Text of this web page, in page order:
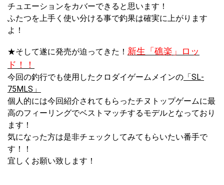
チュエーションをカバーできると思います！
ふたつを上手く使い分ける事で釣果は確実に上がります
よ！
★そして遂に発売が迫ってきた！ 新生「礁楽」ロッ
ド！！
今回の釣行でも使用したクロダイゲームメインの 「SL-
75MLS」
個人的には今回紹介されてもらったチヌトップゲームに最
高のフィーリングでベストマッチするモデルとなっており
ます！
気になった方は是非チェックしてみてもらいたい番手で
す！！
宜しくお願い致します！